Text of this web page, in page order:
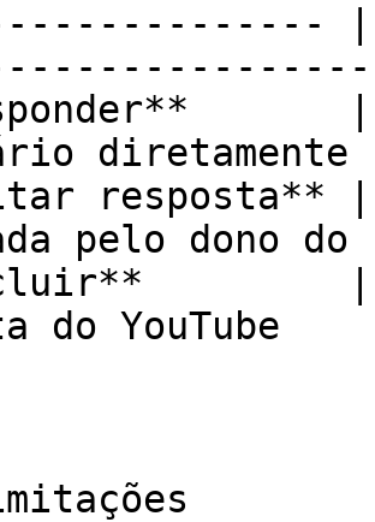
|
diretamente
resposta**
pelo dono
|
do